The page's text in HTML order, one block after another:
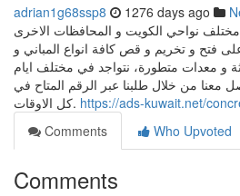
adrian1g68ssp8 1276 days ago
نواحي الكويت و المحافظات الاخرى
فتح و تخريم و قص كافة انواع المباني و
و معدات متطورة، نتواجد في مختلف ايام
معنا من خلال طلبنا عبر الرقم المتاح في
كل الاوقات. https://ads-kuwait.net/
Comments
Who Upvoted
Comments